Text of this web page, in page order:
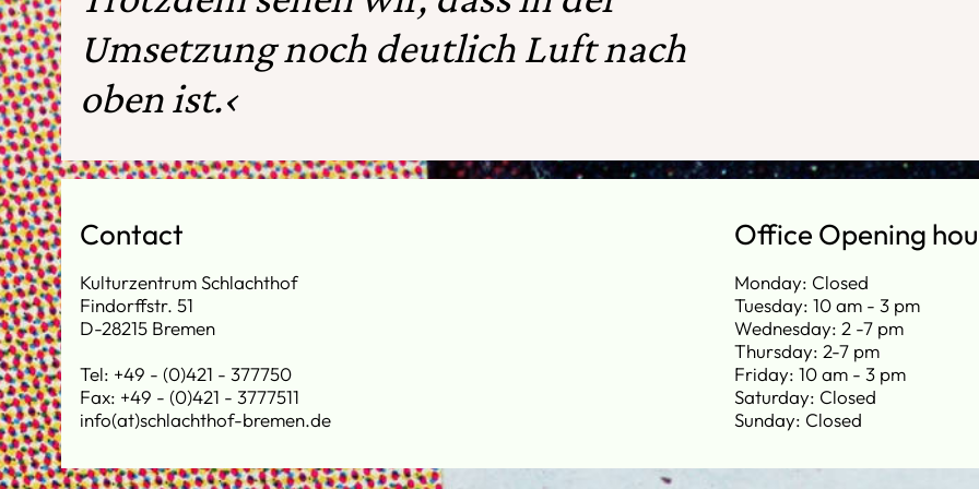
Umsetzung noch deutlich Luft nach
oben ist.‹
Contact
Kulturzentrum Schlachthof
Findorffstr. 51
D-28215 Bremen
Tel: +49 - (0)421 - 377750
Fax: +49 - (0)421 - 3777511
info(at)schlachthof-bremen.de
Office Opening
Monday: Closed
Tuesday: 10 am - 3 pm
Wednesday: 2 -7 pm
Thursday: 2-7 pm
Friday: 10 am - 3 pm
Saturday: Closed
Sunday: Closed